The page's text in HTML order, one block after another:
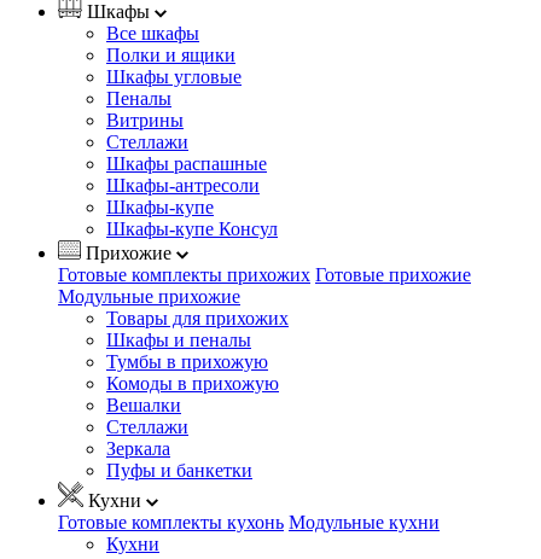
Шкафы
Все шкафы
Полки и ящики
Шкафы угловые
Пеналы
Витрины
Стеллажи
Шкафы распашные
Шкафы-антресоли
Шкафы-купе
Шкафы-купе Консул
Прихожие
Готовые комплекты прихожих Готовые прихожие
Модульные прихожие
Товары для прихожих
Шкафы и пеналы
Тумбы в прихожую
Комоды в прихожую
Вешалки
Стеллажи
Зеркала
Пуфы и банкетки
Кухни
Готовые комплекты кухонь Модульные кухни
Кухни